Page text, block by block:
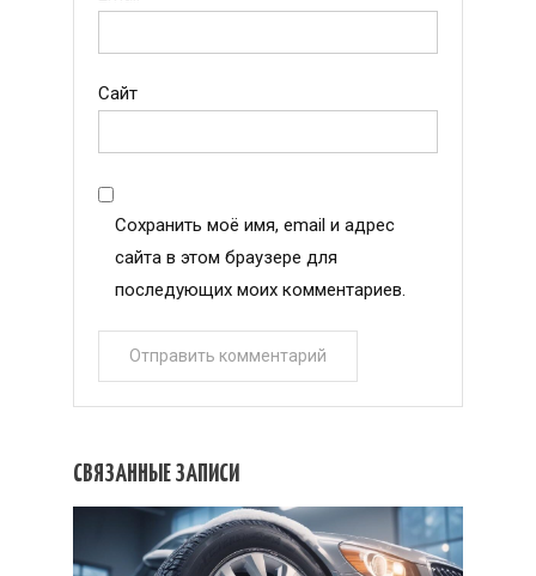
Сайт
Сохранить моё имя, email и адрес
сайта в этом браузере для
последующих моих комментариев.
СВЯЗАННЫЕ ЗАПИСИ